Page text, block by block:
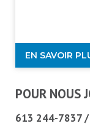
EN SAVOIR
POUR NOUS
613 244-7837/